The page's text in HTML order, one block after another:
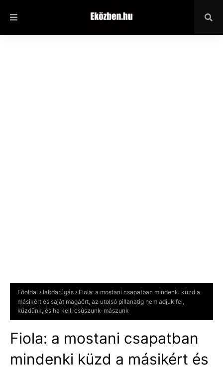
Főoldal labdarúgás
Fiola: a mostani csapatban mindenki küzd a
másikért és saját magáért, az utolsó pillanatig nem adjuk fel,
küzdünk, és ha kell, csúszunk-mászunk
Fiola: a mostani csapatban
mindenki küzd a másikért és